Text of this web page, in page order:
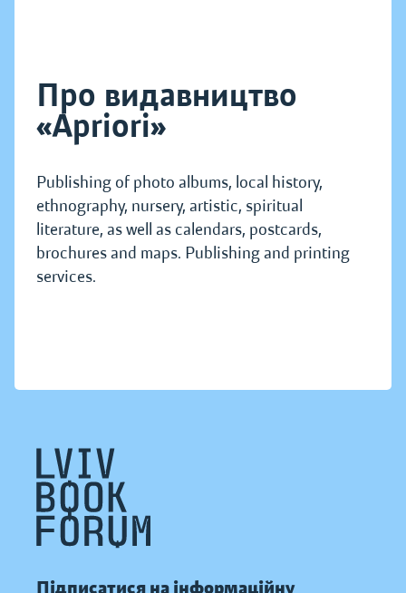
Про видавництво
«Apriori»
Publishing of photo albums, local history,
ethnography, nursery, artistic, spiritual
literature, as well as calendars, postcards,
brochures and maps. Publishing and printing
services.
Підписатися на інформаційну